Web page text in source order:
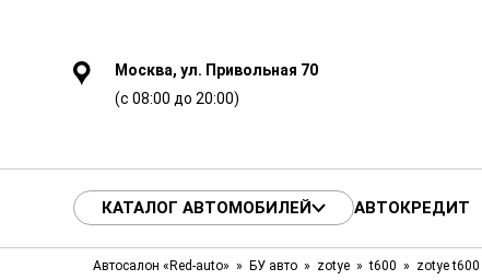
Москва, ул. Привольная 70
(с 08:00 до 20:00)
КАТАЛОГ АВТОМОБИЛЕЙ АВТОКРЕДИТ
Автосалон «Red-auto» БУ авто zotye t600 zotye t600